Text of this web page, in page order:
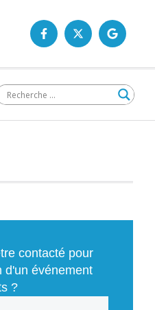
contacté pour
d'un événement
?